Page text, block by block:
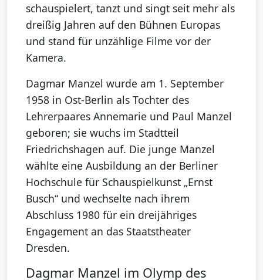
schauspielert, tanzt und singt seit mehr als
dreißig Jahren auf den Bühnen Europas
und stand für unzählige Filme vor der
Kamera.
Dagmar Manzel wurde am 1. September
1958 in Ost-Berlin als Tochter des
Lehrerpaares Annemarie und Paul Manzel
geboren; sie wuchs im Stadtteil
Friedrichshagen auf. Die junge Manzel
wählte eine Ausbildung an der Berliner
Hochschule für Schauspielkunst „Ernst
Busch“ und wechselte nach ihrem
Abschluss 1980 für ein dreijähriges
Engagement an das Staatstheater
Dresden.
Dagmar Manzel im Olymp des